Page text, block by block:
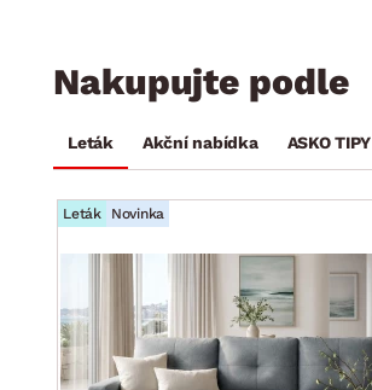
Nakupujte podle
Leták Akční nabídka ASKO TIPY
Leták Novinka